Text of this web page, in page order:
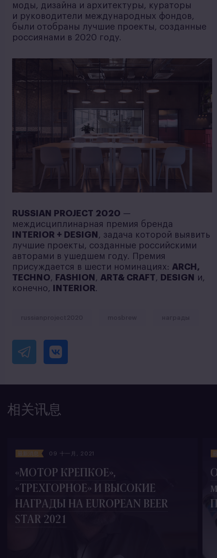
моды, дизайна и архитектуры, кураторы
и руководители международных фондов,
были отобраны лучшие проекты, созданные
россиянами в 2020 году.
RUSSIAN PROJECT 2020 —
междисциплинарная премия бренда
INTERIOR + DESIGN , задача которой выявить
лучшие проекты, созданные российскими
авторами в ушедшем году. Премия
присуждается в шести номинациях: ARCH,
TECHNO, FASHION , ART& CRAFT, DESIGN
и,
конечно,
INTERIOR.
相关讯息
最新消息 09 十一月, 2021
«МОТОР КРЕПКОЕ»,
«ТРЕХГОРНОЕ» И ВЫСОКИЕ
НАГРАДЫ НА EUROPEAN BEER
STAR 2021